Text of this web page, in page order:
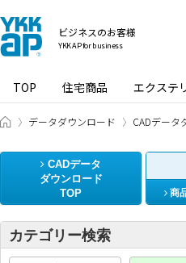
ビジネスのお客様
YKK AP for business
TOP 住宅商品 エクステ
ビジネスのお客様 HOME
データダウンロード CADデータ
CADデータ
ダウンロード
TOP
商
カテゴリー検索